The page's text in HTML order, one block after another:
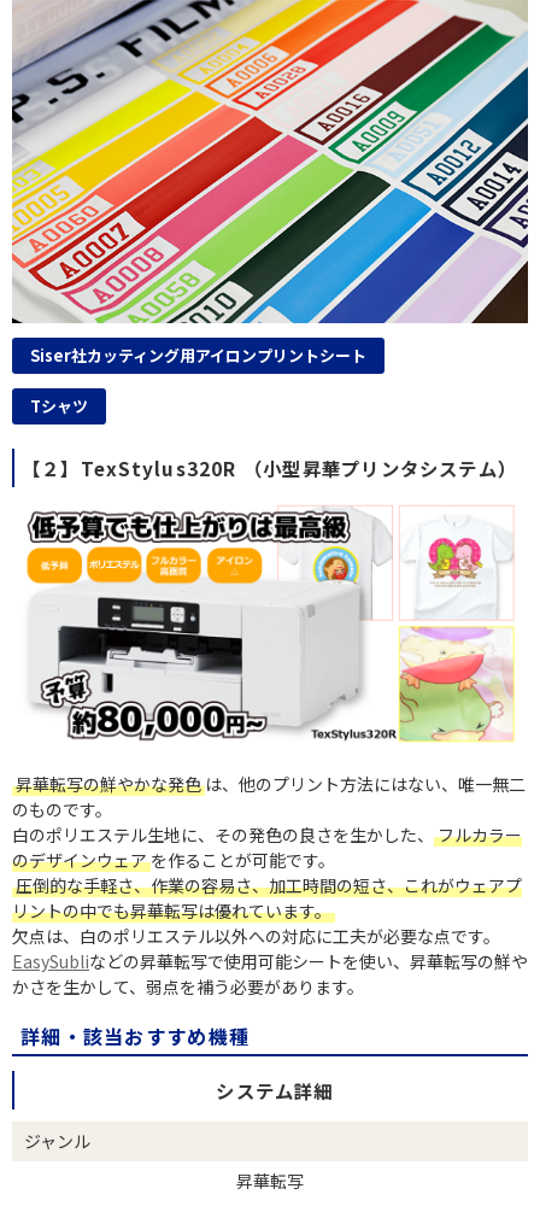
Siser社カッティング用アイロンプリントシート
Tシャツ
【２】TexStylus320R （小型昇華プリンタシステム）
昇華転写の鮮やかな発色 は、他のプリント方法にはない、唯一無二
のものです。
白のポリエステル生地に、その発色の良さを生かした、
フルカラー
のデザインウェア を作ることが可能です。
圧倒的な手軽さ、作業の容易さ、加工時間の短さ、これがウェアプ
リントの中でも昇華転写は優れています。
欠点は、白のポリエステル以外への対応に工夫が必要な点です。
EasySubliなどの昇華転写で使用可能シートを使い、昇華転写の鮮や
かさを生かして、弱点を補う必要があります。
詳細・該当おすすめ機種
システム詳細
ジャンル
昇華転写